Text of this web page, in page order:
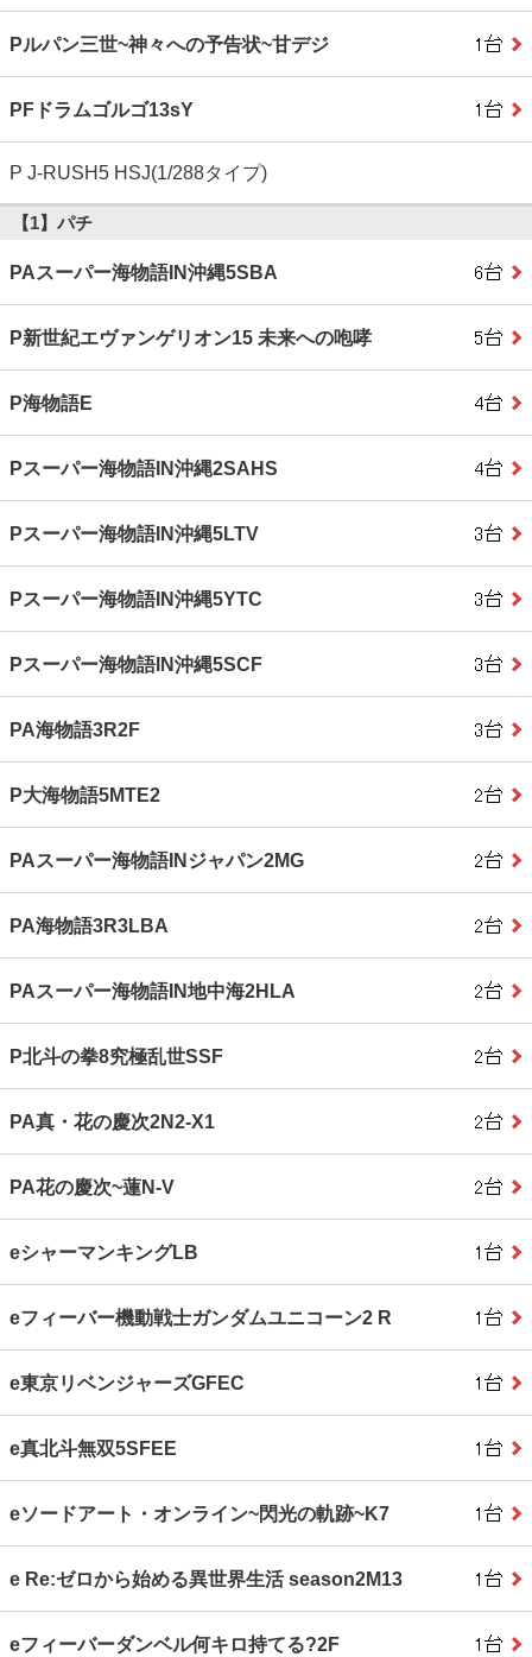
Pルパン三世~神々への予告状~甘デジ
PFドラムゴルゴ13sY
P J-RUSH5 HSJ(1/288タイプ)
【1】パチ
PAスーパー海物語IN沖縄5SBA
P新世紀エヴァンゲリオン15 未来への咆哮
P海物語E
Pスーパー海物語IN沖縄2SAHS
Pスーパー海物語IN沖縄5LTV
Pスーパー海物語IN沖縄5YTC
Pスーパー海物語IN沖縄5SCF
PA海物語3R2F
P大海物語5MTE2
PAスーパー海物語INジャパン2MG
PA海物語3R3LBA
PAスーパー海物語IN地中海2HLA
P北斗の拳8究極乱世SSF
PA真・花の慶次2N2-X1
PA花の慶次~蓮N-V
eシャーマンキングLB
eフィーバー機動戦士ガンダムユニコーン2 R
e東京リベンジャーズGFEC
e真北斗無双5SFEE
eソードアート・オンライン~閃光の軌跡~K7
e Re:ゼロから始める異世界生活 season2M13
eフィーバーダンベル何キロ持てる?2F